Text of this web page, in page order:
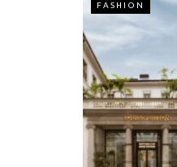
FASHION